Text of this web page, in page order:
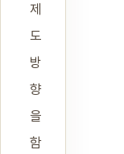
제
도
방
향
을
함